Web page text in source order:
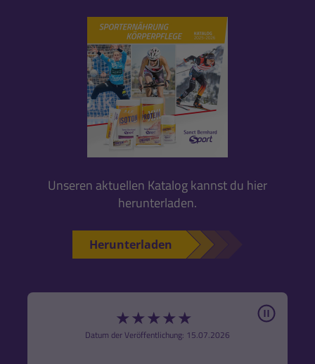
Unseren aktuellen Katalog kannst du hier
herunterladen.
Herunterladen
★★★★★
Datum der Veröffentlichung: 15.07.2026
Pause